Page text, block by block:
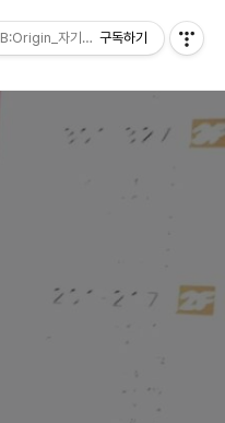
B:Origin_자기다움을 디자인합니다
구독하기